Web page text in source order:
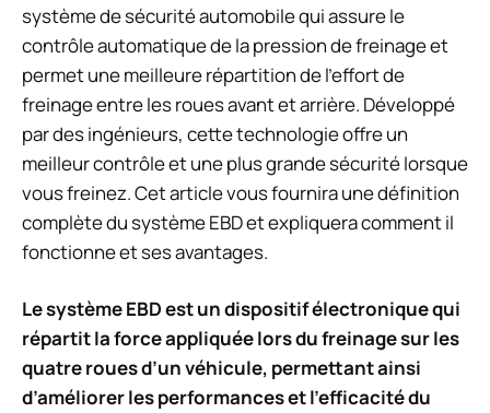
système de sécurité automobile qui assure le
contrôle automatique de la pression de freinage et
permet une meilleure répartition de l’effort de
freinage entre les roues avant et arrière. Développé
par des ingénieurs, cette technologie offre un
meilleur contrôle et une plus grande sécurité lorsque
vous freinez. Cet article vous fournira une définition
complète du système EBD et expliquera comment il
fonctionne et ses avantages.
Le système EBD est un dispositif électronique qui
répartit la force appliquée lors du freinage sur les
quatre roues d’un véhicule, permettant ainsi
d’améliorer les performances et l’efficacité du